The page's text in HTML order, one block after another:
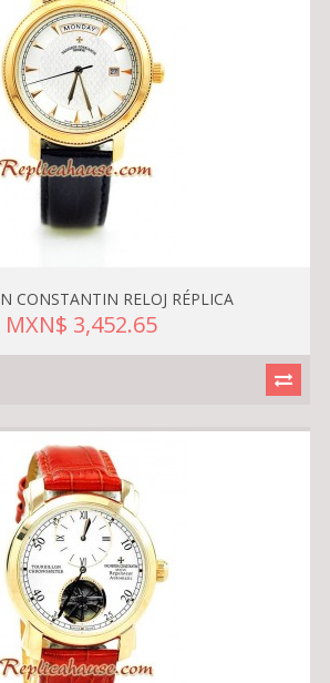
CONSTANTIN RELOJ RÉPLICA
MXN$ 3,452.65